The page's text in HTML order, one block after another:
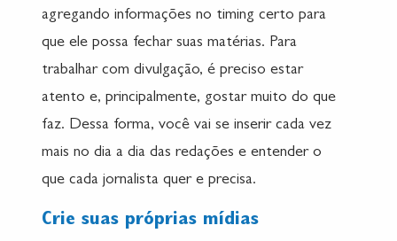
agregando informações no timing certo para
que ele possa fechar suas matérias. Para
trabalhar com divulgação, é preciso estar
atento e, principalmente, gostar muito do que
faz. Dessa forma, você vai se inserir cada vez
mais no dia a dia das redações e entender o
que cada jornalista quer e precisa.
Crie suas próprias mídias